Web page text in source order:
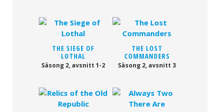
THE SIEGE OF
LOTHAL
Säsong 2, avsnitt 1-2
THE LOST
COMMANDERS
Säsong 2, avsnitt 3